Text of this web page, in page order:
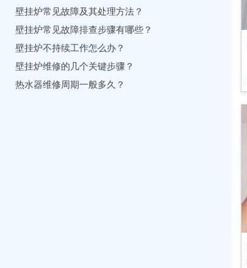
壁挂炉常见故障及其处理方法？
壁挂炉常见故障排查步骤有哪些？
壁挂炉不持续工作怎么办？
壁挂炉维修的几个关键步骤？
热水器维修周期一般多久？